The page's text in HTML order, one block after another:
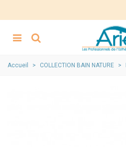
Accueil > COLLECTION BAIN NATURE >